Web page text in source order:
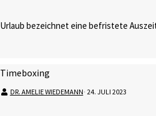
Urlaub bezeichnet eine befristete
Timeboxing
DR. AMELIE WIEDEMANN⋅ 24. JULI 2023